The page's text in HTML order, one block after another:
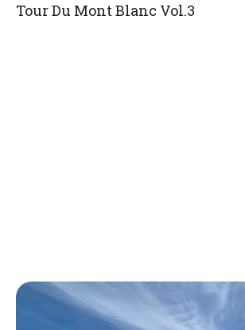
Tour Du Mont Blanc Vol.3